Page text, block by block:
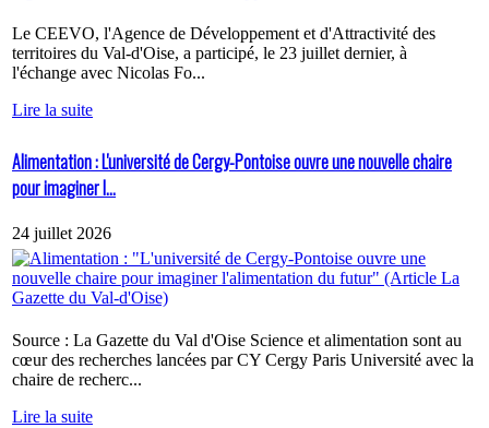
Le CEEVO, l'Agence de Développement et d'Attractivité des
territoires du Val-d'Oise, a participé, le 23 juillet dernier, à
l'échange avec Nicolas Fo...
Lire la suite
Alimentation : L'université de Cergy-Pontoise ouvre une nouvelle chaire
pour imaginer l...
24 juillet 2026
Source : La Gazette du Val d'Oise Science et alimentation sont au
cœur des recherches lancées par CY Cergy Paris Université avec la
chaire de recherc...
Lire la suite